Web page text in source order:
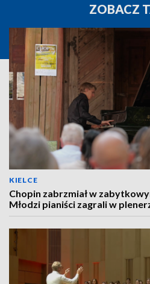
ZOBACZ
KIELCE
Chopin zabrzmiał w
Młodzi pianiści zagrali w